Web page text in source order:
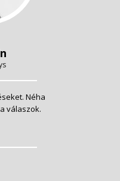
Néha
válaszok.